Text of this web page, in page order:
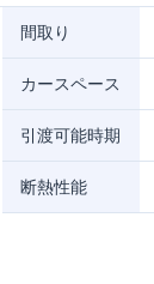
間取り
カースペース
引渡可能時期
断熱性能